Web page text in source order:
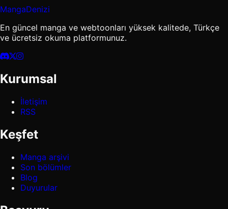
MangaDenizi
En güncel manga ve webtoonları yüksek kalitede, Türkçe
ve ücretsiz okuma platformunuz.
Kurumsal
İletişim
RSS
Keşfet
Manga arşivi
Son bölümler
Blog
Duyurular